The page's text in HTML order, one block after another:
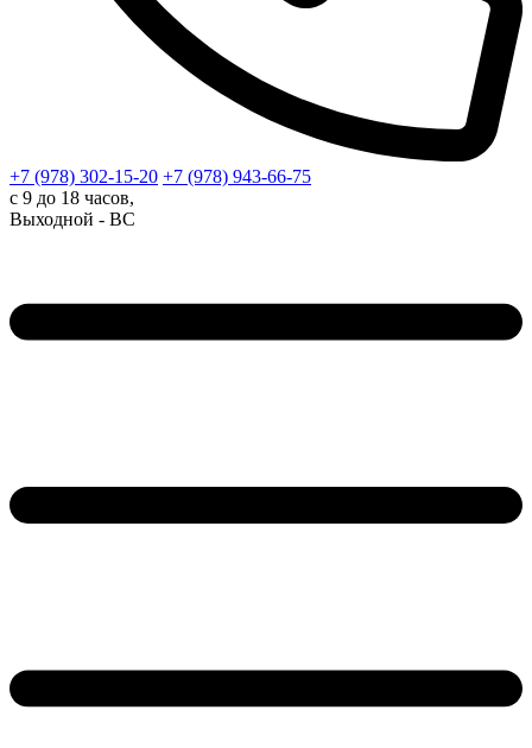
+7 (978) 302-15-20 +7 (978) 943-66-75
с 9 до 18 часов,
Выходной - ВС